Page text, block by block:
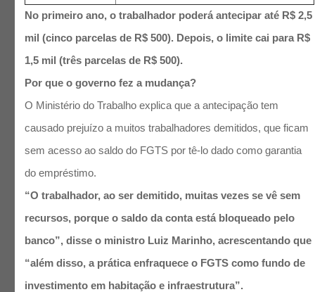
No primeiro ano, o trabalhador poderá antecipar até R$ 2,5
mil (cinco parcelas de R$ 500). Depois, o limite cai para R$
1,5 mil (três parcelas de R$ 500).
Por que o governo fez a mudança?
O Ministério do Trabalho explica que a antecipação tem
causado prejuízo a muitos trabalhadores demitidos, que ficam
sem acesso ao saldo do FGTS por tê-lo dado como garantia
do empréstimo.
“O trabalhador, ao ser demitido, muitas vezes se vê sem
recursos, porque o saldo da conta está bloqueado pelo
banco”, disse o ministro Luiz Marinho, acrescentando que
“além disso, a prática enfraquece o FGTS como fundo de
investimento em habitação e infraestrutura”.